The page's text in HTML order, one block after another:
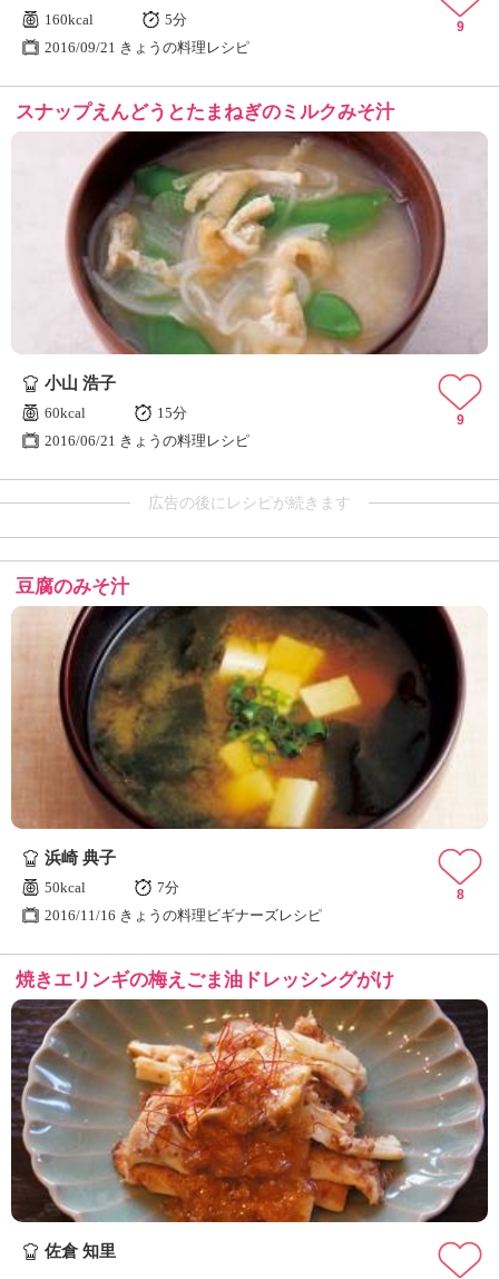
160kcal
5分
2016/09/21 きょうの料理レシピ
9
スナップえんどうとたまねぎのミルクみそ汁
小山 浩子
60kcal
15分
2016/06/21 きょうの料理レシピ
9
広告の後にレシピが続きます
豆腐のみそ汁
浜崎 典子
50kcal
7分
2016/11/16 きょうの料理ビギナーズレシピ
8
焼きエリンギの梅えごま油ドレッシングがけ
佐倉 知里